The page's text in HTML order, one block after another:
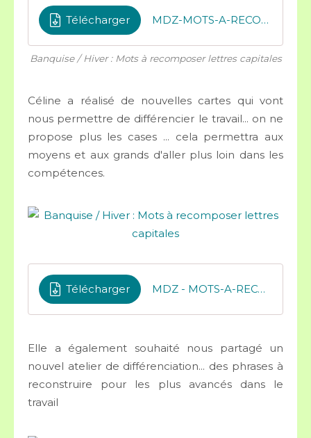
Télécharger MDZ-MOTS-A-RECOMPOSER-BANQUISE-capital
Banquise / Hiver : Mots à recomposer lettres capitales
Céline a réalisé de nouvelles cartes qui vont
nous permettre de différencier le travail... on ne
propose plus les cases ... cela permettra aux
moyens et aux grands d'aller plus loin dans les
compétences.
Télécharger MDZ - MOTS-A-RECONSTITUER
Elle a également souhaité nous partagé un
nouvel atelier de différenciation... des phrases à
reconstruire pour les plus avancés dans le
travail